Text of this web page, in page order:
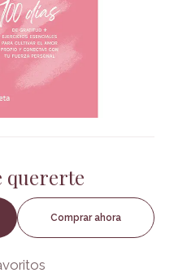
quererte
Comprar ahora